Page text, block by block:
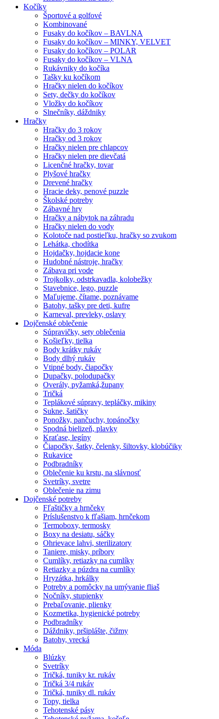
Kočíky
Športové a golfové
Kombinované
Fusaky do kočíkov – BAVLNA
Fusaky do kočíkov – MINKY, VELVET
Fusaky do kočíkov – POLAR
Fusaky do kočíkov – VLNA
Rukávniky do kočíka
Tašky ku kočíkom
Hračky nielen do kočíkov
Sety, dečky do kočíkov
Vložky do kočíkov
Slnečníky, dáždniky
Hračky
Hračky do 3 rokov
Hračky od 3 rokov
Hračky nielen pre chlapcov
Hračky nielen pre dievčatá
Licenčné hračky, tovar
Plyšové hračky
Drevené hračky
Hracie deky, penové puzzle
Školské potreby
Zábavné hry
Hračky a nábytok na záhradu
Hračky nielen do vody
Kolotoče nad postieľku, hračky so zvukom
Lehátka, chodítka
Hojdačky, hojdacie kone
Hudobné nástroje, hračky
Zábava pri vode
Trojkolky, odstrkavadla, kolobežky
Stavebnice, lego, puzzle
Maľujeme, čítame, poznávame
Batohy, tašky pre deti, kufre
Karneval, prevleky, oslavy
Dojčenské oblečenie
Súpravičky, sety oblečenia
Košieľky, tielka
Body krátky rukáv
Body dlhý rukáv
Vtipné body, čiapočky
Dupačky, polodupačky
Overály, pyžamká,župany
Tričká
Teplákové súpravy, tepláčky, mikiny
Sukne, šatičky
Ponožky, pančuchy, topánočky
Spodná bielizeň, plavky
Kraťase, legíny
Čiapočky, šatky, čelenky, šiltovky, klobúčiky
Rukavice
Podbradníky
Oblečenie ku krstu, na slávnosť
Svetríky, svetre
Oblečenie na zimu
Dojčenské potreby
Fľaštičky a hrnčeky
Príslušenstvo k fľašiam, hrnčekom
Termoboxy, termosky
Boxy na desiatu, sáčky
Ohrievace lahvi, sterilizatory
Taniere, misky, príbory
Cumlíky, retiazky na cumlíky
Retiazky a púzdra na cumlíky
Hryzátka, hrkálky
Potreby a pomôcky na umývanie fliaš
Nočníky, stupienky
Prebaľovanie, plienky
Kozmetika, hygienické potreby
Podbradníky
Dáždniky, pršiplášte, čižmy
Batohy, vrecká
Móda
Blúzky
Svetríky
Tričká, tuniky kr. rukáv
Tričká 3/4 rukáv
Tričká, tuniky dl. rukáv
Topy, tielka
Tehotenské pásy